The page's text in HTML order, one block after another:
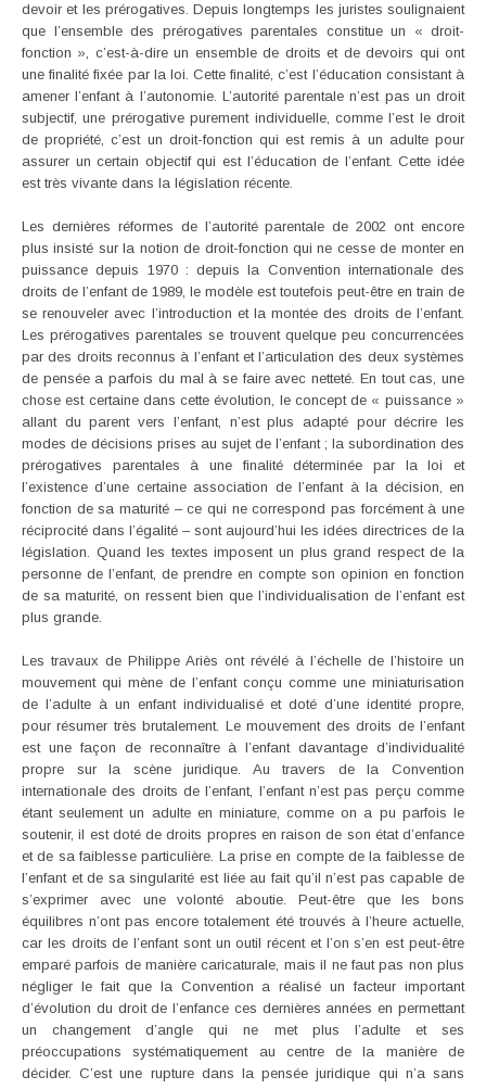
devoir et les prérogatives. Depuis longtemps les juristes soulignaient
que l’ensemble des prérogatives parentales constitue un « droit-
fonction », c’est-à-dire un ensemble de droits et de devoirs qui ont
une finalité fixée par la loi. Cette finalité, c’est l’éducation consistant à
amener l’enfant à l’autonomie. L’autorité parentale n’est pas un droit
subjectif, une prérogative purement individuelle, comme l’est le droit
de propriété, c’est un droit-fonction qui est remis à un adulte pour
assurer un certain objectif qui est l’éducation de l’enfant. Cette idée
est très vivante dans la législation récente.
Les dernières réformes de l’autorité parentale de 2002 ont encore
plus insisté sur la notion de droit-fonction qui ne cesse de monter en
puissance depuis 1970 : depuis la Convention internationale des
droits de l’enfant de 1989, le modèle est toutefois peut-être en train de
se renouveler avec l’introduction et la montée des droits de l’enfant.
Les prérogatives parentales se trouvent quelque peu concurrencées
par des droits reconnus à l’enfant et l’articulation des deux systèmes
de pensée a parfois du mal à se faire avec netteté. En tout cas, une
chose est certaine dans cette évolution, le concept de « puissance »
allant du parent vers l’enfant, n’est plus adapté pour décrire les
modes de décisions prises au sujet de l’enfant ; la subordination des
prérogatives parentales à une finalité déterminée par la loi et
l’existence d’une certaine association de l’enfant à la décision, en
fonction de sa maturité – ce qui ne correspond pas forcément à une
réciprocité dans l’égalité – sont aujourd’hui les idées directrices de la
législation. Quand les textes imposent un plus grand respect de la
personne de l’enfant, de prendre en compte son opinion en fonction
de sa maturité, on ressent bien que l’individualisation de l’enfant est
plus grande.
Les travaux de Philippe Ariès ont révélé à l’échelle de l’histoire un
mouvement qui mène de l’enfant conçu comme une miniaturisation
de l’adulte à un enfant individualisé et doté d’une identité propre,
pour résumer très brutalement. Le mouvement des droits de l’enfant
est une façon de reconnaître à l’enfant davantage d’individualité
propre sur la scène juridique. Au travers de la Convention
internationale des droits de l’enfant, l’enfant n’est pas perçu comme
étant seulement un adulte en miniature, comme on a pu parfois le
soutenir, il est doté de droits propres en raison de son état d’enfance
et de sa faiblesse particulière. La prise en compte de la faiblesse de
l’enfant et de sa singularité est liée au fait qu’il n’est pas capable de
s’exprimer avec une volonté aboutie. Peut-être que les bons
équilibres n’ont pas encore totalement été trouvés à l’heure actuelle,
car les droits de l’enfant sont un outil récent et l’on s’en est peut-être
emparé parfois de manière caricaturale, mais il ne faut pas non plus
négliger le fait que la Convention a réalisé un facteur important
d’évolution du droit de l’enfance ces dernières années en permettant
un changement d’angle qui ne met plus l’adulte et ses
préoccupations systématiquement au centre de la manière de
décider. C’est une rupture dans la pensée juridique qui n’a sans